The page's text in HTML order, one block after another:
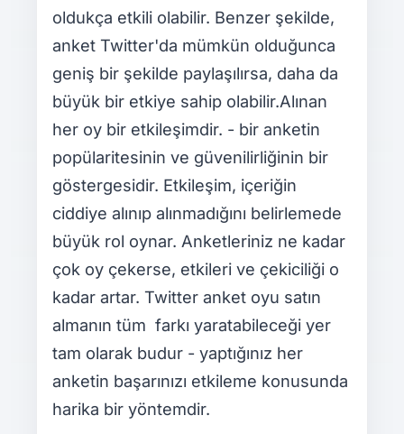
oldukça etkili olabilir. Benzer şekilde,
anket Twitter'da mümkün olduğunca
geniş bir şekilde paylaşılırsa, daha da
büyük bir etkiye sahip olabilir.Alınan
her oy bir etkileşimdir. - bir anketin
popülaritesinin ve güvenilirliğinin bir
göstergesidir. Etkileşim, içeriğin
ciddiye alınıp alınmadığını belirlemede
büyük rol oynar. Anketleriniz ne kadar
çok oy çekerse, etkileri ve çekiciliği o
kadar artar. Twitter anket oyu satın
almanın tüm farkı yaratabileceği yer
tam olarak budur - yaptığınız her
anketin başarınızı etkileme konusunda
harika bir yöntemdir.